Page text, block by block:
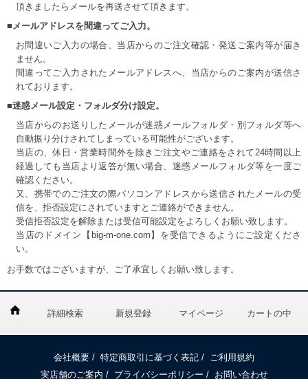
頂きましたらメールを再送させて頂きます。
■メールアドレスを間違ってご入力。
お間違いご入力の場合、当店からのご注文確認・発送ご案内等が届き
ません。
間違ってご入力されたメールアドレスへ、当店からのご案内が送信さ
れております。
■迷惑メール設定・フォルダ分け設定。
当店からのお送りしたメールが迷惑メールフォルダ・別フォルダ等へ
自動振り分けされてしまっている可能性がございます。
当店の、休日・営業時間外を除きご注文やご連絡をされて24時間以上
経過しても当店より返答が無い場合、迷惑メールフォルダ等を一度ご
確認ください。
又、携帯でのご注文の際パソコンアドレスから送信されたメールの受
信を、拒否設定にされていますとご連絡ができません。
受信拒否設定を解除または受信可能設定をよろしくお願い致します。
当店のドメイン【big-m-one.com】を受信できるようにご設定くださ
い。
お手数ではございますが、ご了承宜しくお願い致します。
詳細検索 新規登録 マイページ カートの中
会社概要 / 特定商取引に基づく表記 /
ご利用規約
実店舗のご案内 / プライバシーポリシー / お問い合わせ